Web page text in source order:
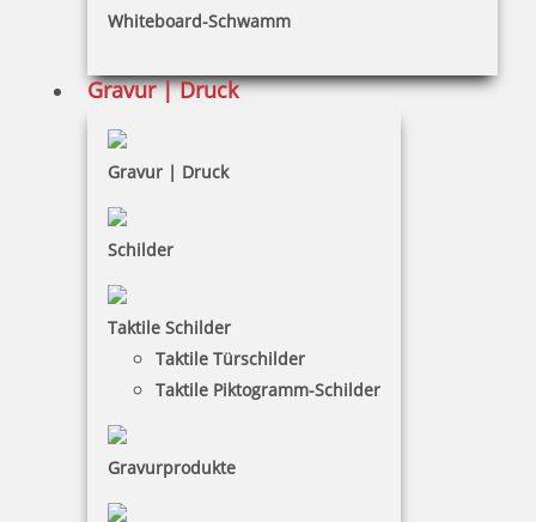
Whiteboard-Schwamm
Gravur | Druck
Gravur | Druck
Schilder
Taktile Schilder
Taktile Türschilder
Taktile Piktogramm-Schilder
Gravurprodukte
Datenschutz
Widerruf
Barrierefreiheit
Vertrag widerrufen
KUNDENBEREICH
Mein Konto
Kundenservice
KONTAKT
Stempelboss ist ein Service der DRUCKEREI + WERBUNG,